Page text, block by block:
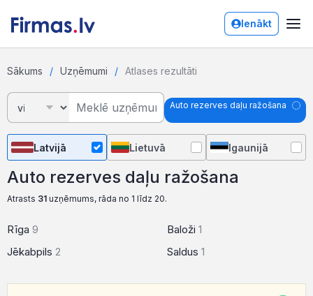
Ienākt
Sākums Uzņēmumi Atlases rezultāti
Auto rezerves daļu ražošana
Latvijā Lietuvā Igaunijā
Auto rezerves daļu ražošana
Atrasts 31 uzņēmums, rāda no 1 līdz 20.
Rīga 9
Jēkabpils 2
Baloži 1
Saldus 1